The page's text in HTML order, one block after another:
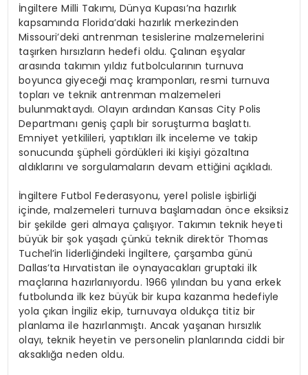
İngiltere Milli Takımı, Dünya Kupası’na hazırlık
kapsamında Florida’daki hazırlık merkezinden
Missouri’deki antrenman tesislerine malzemelerini
taşırken hırsızların hedefi oldu. Çalınan eşyalar
arasında takımın yıldız futbolcularının turnuva
boyunca giyeceği maç kramponları, resmi turnuva
topları ve teknik antrenman malzemeleri
bulunmaktaydı. Olayın ardından Kansas City Polis
Departmanı geniş çaplı bir soruşturma başlattı.
Emniyet yetkilileri, yaptıkları ilk inceleme ve takip
sonucunda şüpheli gördükleri iki kişiyi gözaltına
aldıklarını ve sorgulamaların devam ettiğini açıkladı.
İngiltere Futbol Federasyonu, yerel polisle işbirliği
içinde, malzemeleri turnuva başlamadan önce eksiksiz
bir şekilde geri almaya çalışıyor. Takımın teknik heyeti
büyük bir şok yaşadı çünkü teknik direktör Thomas
Tuchel’in liderliğindeki İngiltere, çarşamba günü
Dallas’ta Hırvatistan ile oynayacakları gruptaki ilk
maçlarına hazırlanıyordu. 1966 yılından bu yana erkek
futbolunda ilk kez büyük bir kupa kazanma hedefiyle
yola çıkan İngiliz ekip, turnuvaya oldukça titiz bir
planlama ile hazırlanmıştı. Ancak yaşanan hırsızlık
olayı, teknik heyetin ve personelin planlarında ciddi bir
aksaklığa neden oldu.